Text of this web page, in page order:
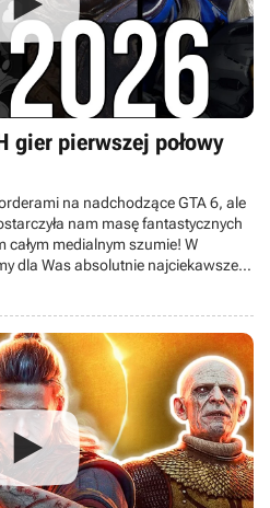
gier pierwszej połowy
na nadchodzące GTA 6, ale
nam masę fantastycznych
całym medialnym szumie! W
dla Was absolutnie najciekawsze